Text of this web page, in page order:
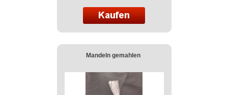
Mandeln gemahlen